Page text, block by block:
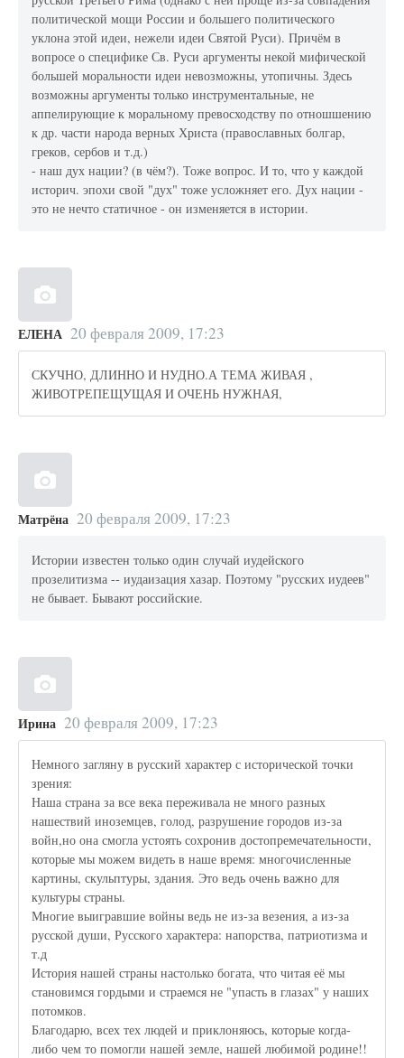
политической мощи России и большего политического
уклона этой идеи, нежели идеи Святой Руси). Причём в
вопросе о специфике Св. Руси аргументы некой мифической
большей моральности идеи невозможны, утопичны. Здесь
возможны аргументы только инструментальные, не
аппелирующие к моральному превосходству по отношшению
к др. части народа верных Христа (православных болгар,
греков, сербов и т.д.)
- наш дух нации? (в чём?). Тоже вопрос. И то, что у каждой
историч. эпохи свой "дух" тоже усложняет его. Дух нации -
это не нечто статичное - он изменяется в истории.
ЕЛЕНА 20 февраля 2009, 17:23
СКУЧНО, ДЛИННО И НУДНО.А ТЕМА ЖИВАЯ ,
ЖИВОТРЕПЕЩУЩАЯ И ОЧЕНЬ НУЖНАЯ,
Матрёна 20 февраля 2009, 17:23
Истории известен только один случай иудейского
прозелитизма -- иудаизация хазар. Поэтому "русских иудеев"
не бывает. Бывают российские.
Ирина 20 февраля 2009, 17:23
Немного загляну в русский характер с исторической точки
зрения:
Наша страна за все века переживала не много разных
нашествий иноземцев, голод, разрушение городов из-за
войн,но она смогла устоять сохронив достопремечательности,
которые мы можем видеть в наше время: многочисленные
картины, скульптуры, здания. Это ведь очень важно для
культуры страны.
Многие выигравшие войны ведь не из-за везения, а из-за
русской души, Русского характера: напорства, патриотизма и
т.д
История нашей страны настолько богата, что читая её мы
становимся гордыми и страемся не "упасть в глазах" у наших
потомков.
Благодарю, всех тех людей и приклоняюсь, которые когда-
либо чем то помогли нашей земле, нашей любимой родине!!